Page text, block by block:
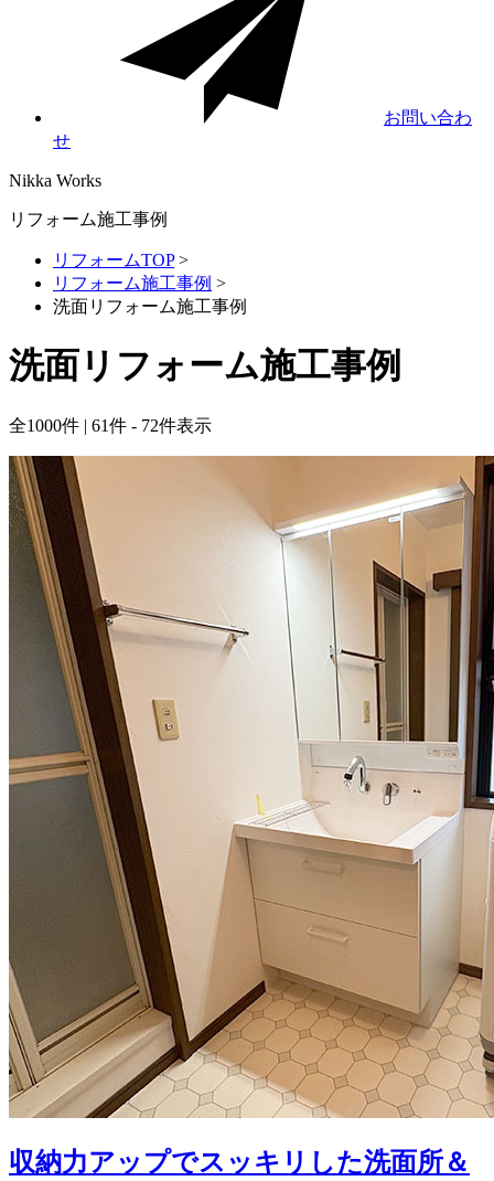
お問い合わ
せ
Nikka Works
リフォーム施工事例
リフォームTOP>
リフォーム施工事例 >
洗面リフォーム施工事例
洗面リフォーム施工事例
全1000件 | 61件 - 72件表示
収納力アップでスッキリした洗面所＆